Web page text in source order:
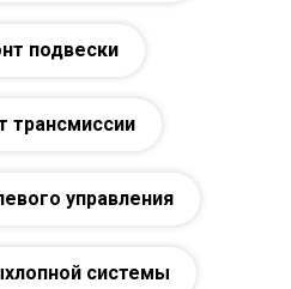
подвески
трансмиссии
управления
системы